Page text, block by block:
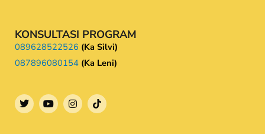
KONSULTASI PROGRAM
089628522526 (Ka Silvi)
087896080154 (Ka Leni)
T
w
Y
o
I
n